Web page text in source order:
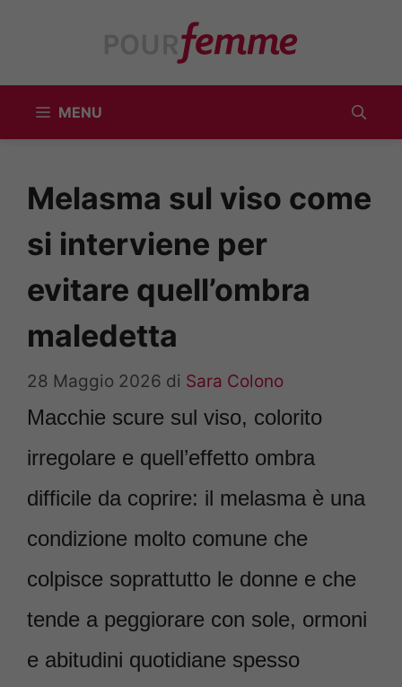
MENU
Melasma sul viso come
si interviene per
evitare quell’ombra
maledetta
28 Maggio 2026 di Sara Colono
Macchie scure sul viso, colorito
irregolare e quell’effetto ombra
difficile da coprire: il melasma è una
condizione molto comune che
colpisce soprattutto le donne e che
tende a peggiorare con sole, ormoni
e abitudini quotidiane spesso